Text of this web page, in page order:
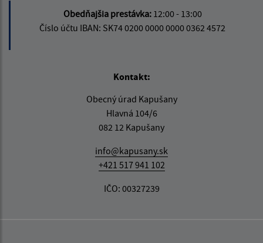
Obedňajšia prestávka: 12:00 - 13:00
Číslo účtu IBAN: SK74 0200 0000 0000 0362 4572
Kontakt:
Obecný úrad Kapušany
Hlavná 104/6
082 12 Kapušany
info@kapusany.sk
+421 517 941 102
IČO: 00327239